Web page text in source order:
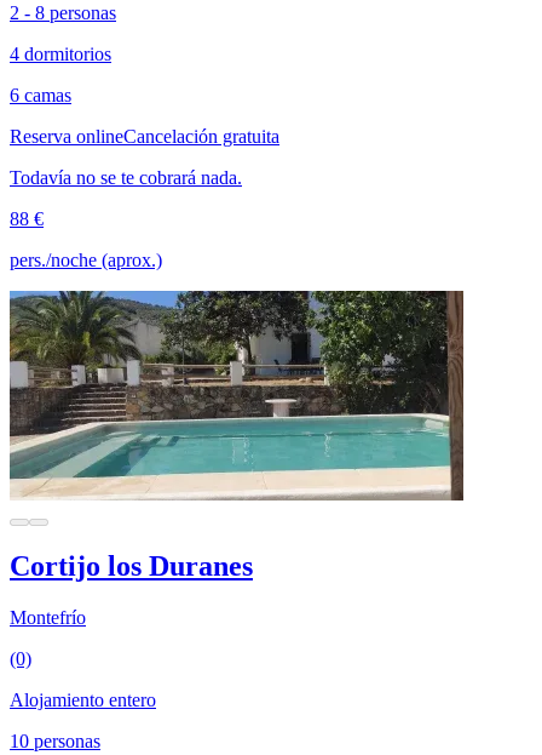
2 - 8 personas
4 dormitorios
6 camas
Reserva onlineCancelación gratuita
Todavía no se te cobrará nada.
88 €
pers./noche (aprox.)
Cortijo los Duranes
Montefrío
(0)
Alojamiento entero
10 personas